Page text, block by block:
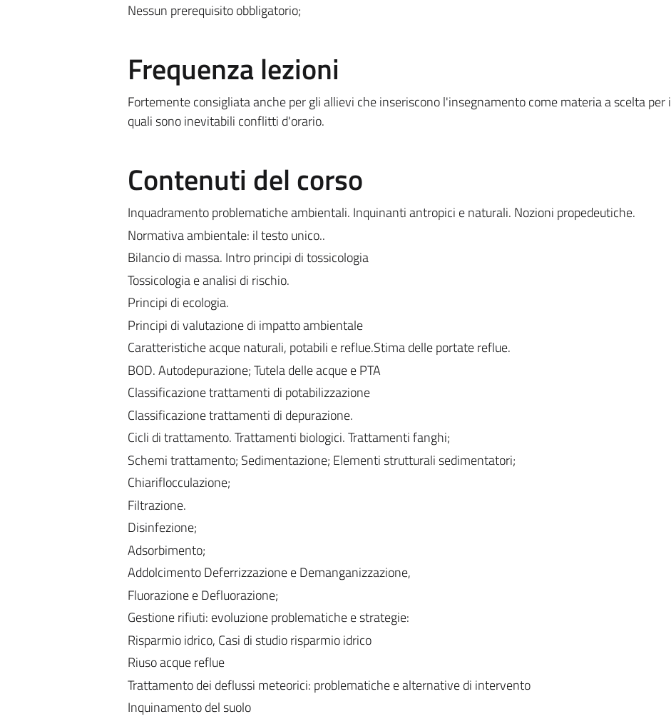
Nessun prerequisito obbligatorio;
Frequenza lezioni
Fortemente consigliata anche per gli allievi che inseriscono l'insegnamento come materia a scelta per i
quali sono inevitabili conflitti d'orario.
Contenuti del corso
Inquadramento problematiche ambientali. Inquinanti antropici e naturali. Nozioni propedeutiche.
Normativa ambientale: il testo unico..
Bilancio di massa. Intro principi di tossicologia
Tossicologia e analisi di rischio.
Principi di ecologia.
Principi di valutazione di impatto ambientale
Caratteristiche acque naturali, potabili e reflue.Stima delle portate reflue.
BOD. Autodepurazione; Tutela delle acque e PTA
Classificazione trattamenti di potabilizzazione
Classificazione trattamenti di depurazione.
Cicli di trattamento. Trattamenti biologici. Trattamenti fanghi;
Schemi trattamento; Sedimentazione; Elementi strutturali sedimentatori;
Chiariflocculazione;
Filtrazione.
Disinfezione;
Adsorbimento;
Addolcimento Deferrizzazione e Demanganizzazione,
Fluorazione e Defluorazione;
Gestione rifiuti: evoluzione problematiche e strategie:
Risparmio idrico, Casi di studio risparmio idrico
Riuso acque reflue
Trattamento dei deflussi meteorici: problematiche e alternative di intervento
Inquinamento del suolo